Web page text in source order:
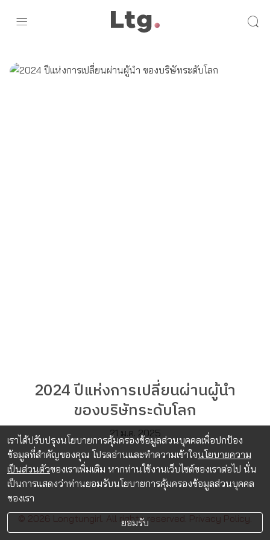
2024 ปีแห่งการเปลี่ยนผ่านผู้นำ
ของบริษัทระดับโลก
21 ม.ค. 2025
© 2026 Longtungirl. All rights reserved. Privacy Policy.
เราได้ปรับปรุงนโยบายการคุ้มครองข้อมูลส่วนบุคคลเพื่อปกป้อง
ข้อมูลที่สำคัญของคุณ โปรดอ่านและทำความเข้าใจนโยบายความ
เป็นส่วนตัวของเราเพิ่มเติม หากท่านใช้งานเว็บไซต์ของเราต่อไป นั่น
เป็นการแสดงว่าท่านยอมรับนโยบายการคุ้มครองข้อมูลส่วนบุคคล
ของเรา
ยอมรับ